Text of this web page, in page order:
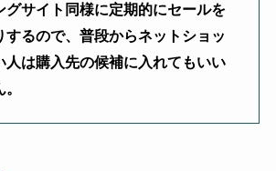
グサイト同様に定期的にセールを
するので、普段からネットショッ
人は購入先の候補に入れてもいい